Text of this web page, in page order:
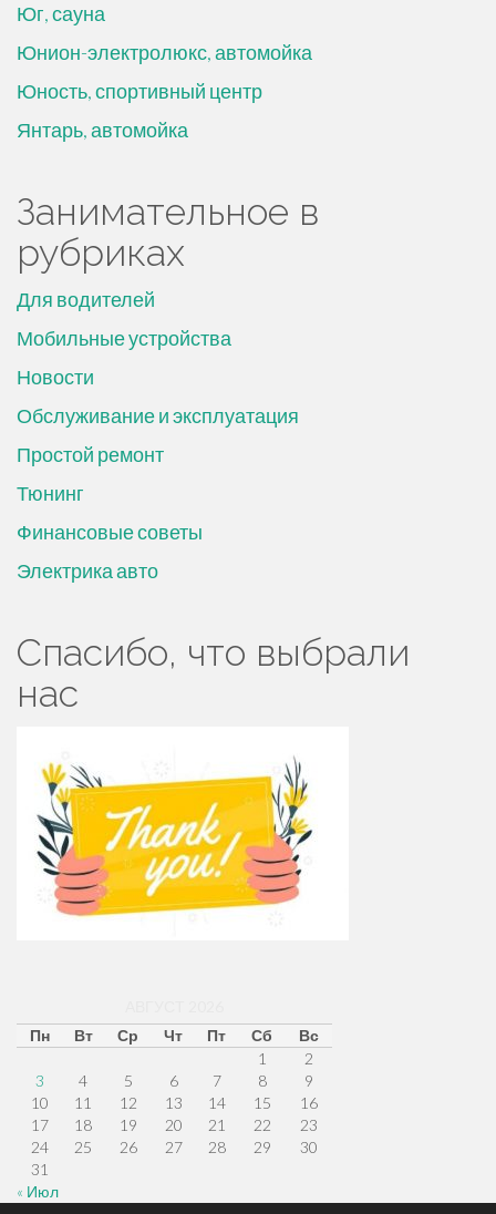
Юг, сауна
Юнион-электролюкс, автомойка
Юность, спортивный центр
Янтарь, автомойка
Занимательное в
рубриках
Для водителей
Мобильные устройства
Новости
Обслуживание и эксплуатация
Простой ремонт
Тюнинг
Финансовые советы
Электрика авто
Спасибо, что выбрали
нас
Пн
Вт Ср Чт Пт Сб
Вс
1
2
3
4 5 6 7 8
9
10
11 12 13 14 15
16
17
18 19 20 21 22
23
24
25 26 27 28 29
30
31
« Июл